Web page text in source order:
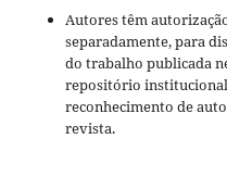
Autores têm
separadamente, para
do trabalho publicada
repositório
reconhecimento de
revista.